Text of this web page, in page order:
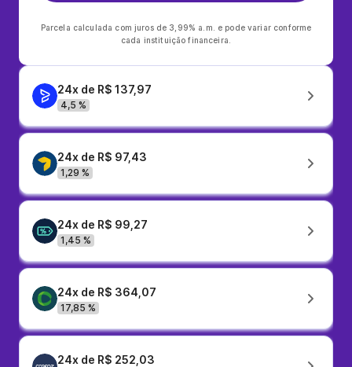
Parcela calculada com juros de 3,99% a.m. e pode variar conforme
cada instituição financeira.
24x de R$ 137,97
4,5 %
24x de R$ 97,43
1,29 %
24x de R$ 99,27
1,45 %
24x de R$ 364,07
17,85 %
24x de R$ 252,03